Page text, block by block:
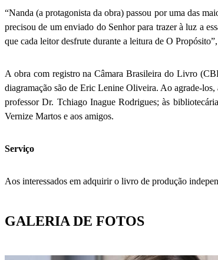
“Nanda (a protagonista da obra) passou por uma das
precisou de um enviado do Senhor para trazer à luz a
que cada leitor desfrute durante a leitura de O
A obra com registro na Câmara Brasileira do Livro
diagramação são de Eric Lenine Oliveira. Ao agrade-
professor Dr. Tchiago Inague Rodrigues; às
Vernize Martos e aos amigos.
Serviço
Aos interessados em adquirir o livro de produção
GALERIA DE FOTOS